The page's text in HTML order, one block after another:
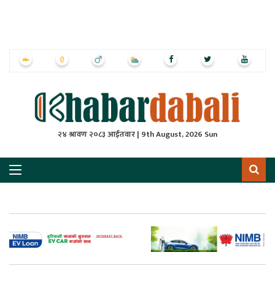
२४ श्रावण २०८३ आईतवार | 9th August, 2026 Sun